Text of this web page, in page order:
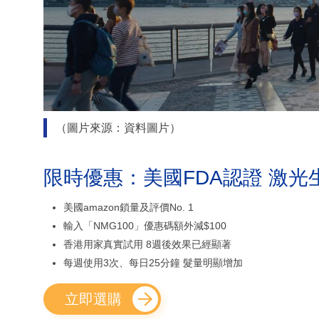
（圖片來源：資料圖片）
限時優惠：美國FDA認證 激光
美國amazon鎖量及評價No. 1
輸入「NMG100」優惠碼額外減$100
香港用家真實試用 8週後效果已經顯著
每週使用3次、每日25分鐘 髮量明顯增加
立即選購